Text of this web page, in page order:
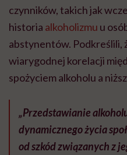
czynników, takich jak
historia alkoholizmu u
abstynentów. Podkreślili,
wiarygodnej korelacji
spożyciem alkoholu a
„Przedstawianie
dynamicznego życia
od szkód związanych z